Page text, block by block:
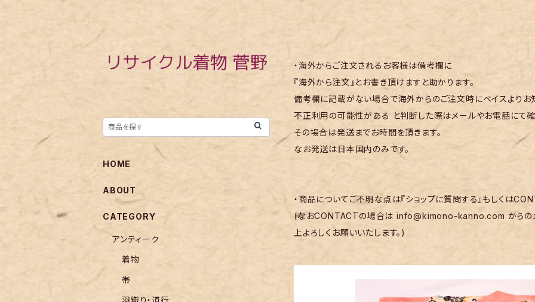
・海外からご注文されるお客様は備考欄に
『海外から注文』とお書き頂けますと助かります。
備考欄に記載がない場合で海外からのご注文時にベイスよりお
不正利用の可能性がある と判断した際はメールやお電話にて確
その場合は発送までお時間を頂きます。
なお発送は日本国内のみです。
・商品についてご不明な点は『ショップに質問する』もしくは
(なおCONTACTの場合はinfo@kimono-kanno.com から
上よろしくお願いいたします。)
HOME
ABOUT
CATEGORY
アンティーク
着物
帯